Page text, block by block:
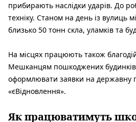
прибирають наслідки ударів. До
техніку. Станом на день із вулиць
близько 50 тонн скла, уламків та
На місцях працюють також
Мешканцям пошкоджених
оформлювати заявки на державну
«єВідновлення».
Як працюватимуть